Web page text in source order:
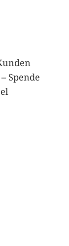
Spende